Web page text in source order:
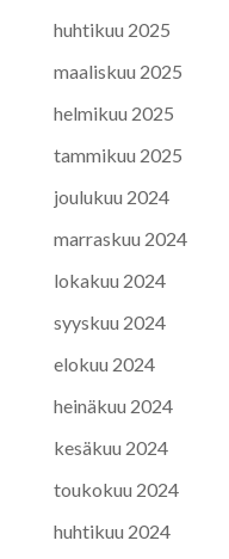
huhtikuu 2025
maaliskuu 2025
helmikuu 2025
tammikuu 2025
joulukuu 2024
marraskuu 2024
lokakuu 2024
syyskuu 2024
elokuu 2024
heinäkuu 2024
kesäkuu 2024
toukokuu 2024
huhtikuu 2024